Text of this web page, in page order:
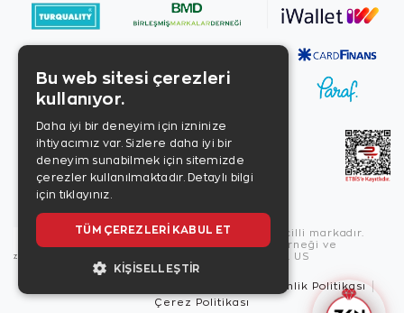
Copyright © 2026, Zen Diamond tescilli markadır.
Zen Diamond Birleşmiş Markalar Derneği ve
Turquality Destek Programı üyesidir. US
Güvenlik Politikası
Çerez Politikası
Bu web sitesi çerezleri
kullanıyor.
Daha iyi bir deneyim için izninize
ihtiyacımız var. Sizlere daha iyi bir
deneyim sunabilmek için sitemizde
çerezler kullanılmaktadır. Detaylı bilgi
için tıklayınız.
TÜM ÇEREZLERI KABUL ET
KIŞISELLEŞTIR